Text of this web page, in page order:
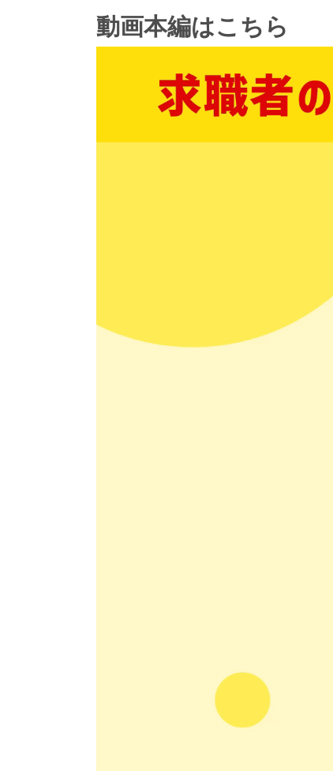
動画本編はこちら